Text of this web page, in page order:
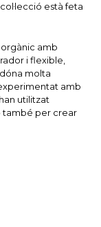
està feta
orgànic amb
i flexible,
molta
amb
utilitzat
també per crear